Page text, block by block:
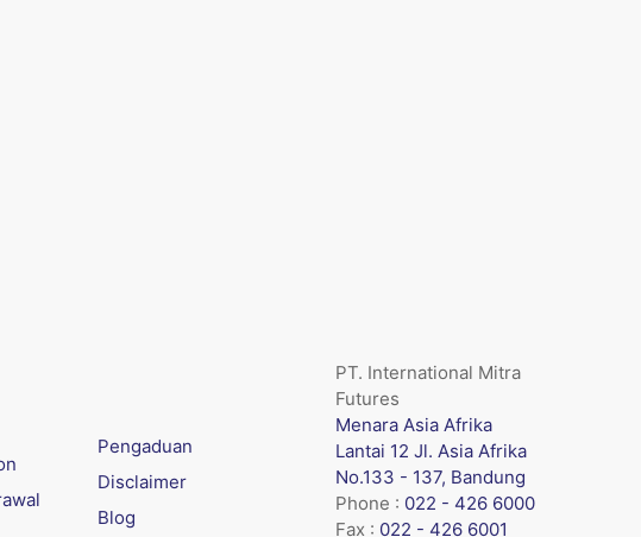
Pengaduan
Disclaimer
Blog
PT. International Mitra
Futures
Menara Asia Afrika
Lantai 12 Jl. Asia Afrika
No.133 - 137, Bandung
Phone : 022 - 426 6000
Fax : 022 - 426 6001